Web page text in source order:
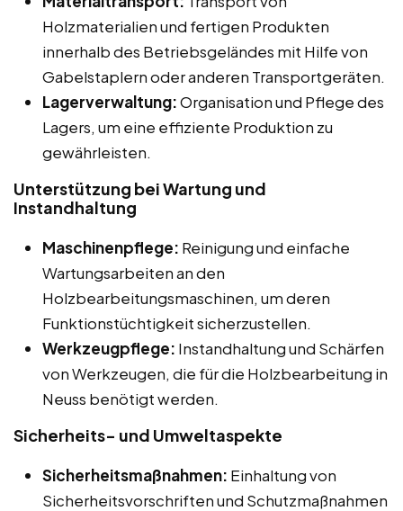
Holzmaterialien und fertigen Produkten
innerhalb des Betriebsgeländes mit Hilfe von
Gabelstaplern oder anderen Transportgeräten.
Lagerverwaltung:Organisation und Pflege des
Lagers, um eine effiziente Produktion zu
gewährleisten.
Unterstützung bei Wartung und
Instandhaltung
Maschinenpflege: Reinigung und einfache
Wartungsarbeiten an den
Holzbearbeitungsmaschinen, um deren
Funktionstüchtigkeit sicherzustellen.
Werkzeugpflege: Instandhaltung und Schärfen
von Werkzeugen, die für die Holzbearbeitung in
Neuss benötigt werden.
Sicherheits- und Umweltaspekte
Sicherheitsmaßnahmen: Einhaltung von
Sicherheitsvorschriften und Schutzmaßnahmen